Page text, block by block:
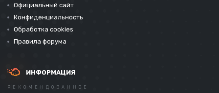
Официальный сайт
Конфиденциальность
Обработка cookies
Правила форума
ИНФОРМАЦИЯ
РЕКОМЕНДОВАННОЕ